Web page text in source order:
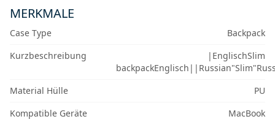
MERKMALE
Case Type
Backpack
Kurzbeschreibung
|EnglischSlim
Material Hülle
PU
Kompatible Geräte
MacBook